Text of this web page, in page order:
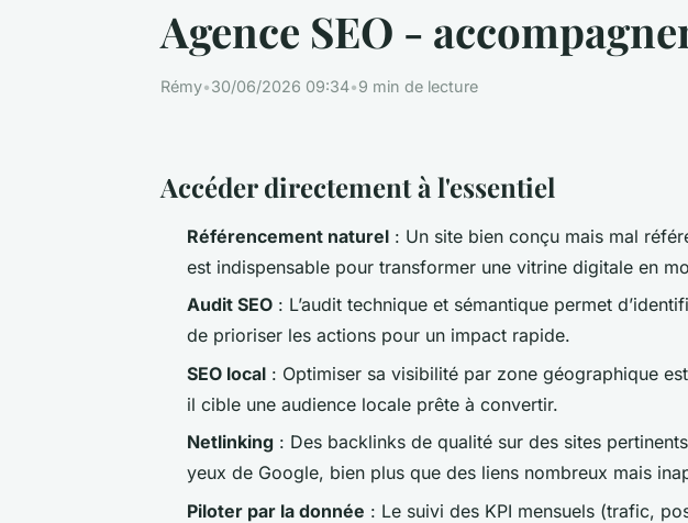
Agence SEO -
Rémy•30/06/2026 09:34•9 min de lecture
Accéder directement à l'essentiel
Référencement naturel : Un site bien conçu mais mal
est indispensable pour transformer une vitrine digitale en
Audit SEO : L’audit technique et sémantique permet
de prioriser les actions pour un impact rapide.
SEO local : Optimiser sa visibilité par zone géographique
il cible une audience locale prête à convertir.
Netlinking : Des backlinks de qualité sur des sites
yeux de Google, bien plus que des liens nombreux mais
Piloter par la donnée : Le suivi des KPI mensuels (trafic,